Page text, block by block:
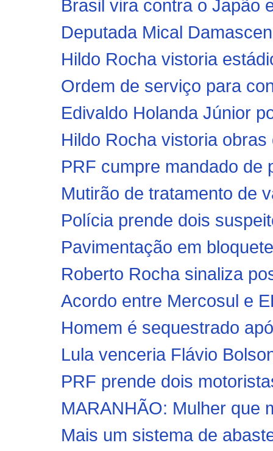
Brasil vira contra o Japão
Deputada Mical
Hildo Rocha vistoria
Ordem de serviço para
Edivaldo Holanda Júnior
Hildo Rocha vistoria
PRF cumpre mandado de
Mutirão de tratamento de
Polícia prende dois
Pavimentação em
Roberto Rocha sinaliza
Acordo entre Mercosul e
Homem é sequestrado
Lula venceria Flávio
PRF prende dois
MARANHÃO: Mulher que
Mais um sistema de